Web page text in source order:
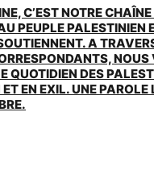
C’EST NOTRE
PEUPLE PALESTINIEN
A
NOUS
QUOTIDIEN DES
EN EXIL. UNE PAROLE